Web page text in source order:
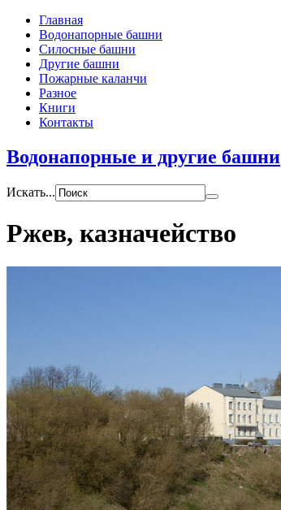
Главная
Водонапорные башни
Силосные башни
Другие башни
Пожарные каланчи
Разное
Книги
Контакты
Водонапорные и другие башни
Искать...
Ржев, казначейство